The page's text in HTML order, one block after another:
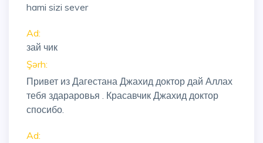
hami sizi sever
Ad:
зай чик
Şərh:
Привет из Дагестана Джахид доктор дай Аллах
тебя здараровья . Красавчик Джахид доктор
спосибо.
Ad: